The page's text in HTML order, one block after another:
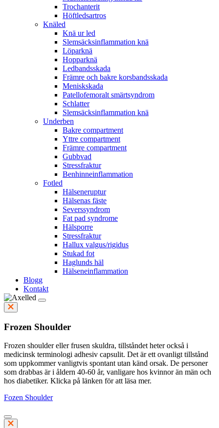
Trochanterit
Höftledsartros
Knäled
Knä ur led
Slemsäcksinflammation knä
Löparknä
Hopparknä
Ledbandsskada
Främre och bakre korsbandsskada
Meniskskada
Patellofemoralt smärtsyndrom
Schlatter
Slemsäcksinflammation knä
Underben
Bakre compartment
Yttre compartment
Främre compartment
Gubbvad
Stressfraktur
Benhinneinflammation
Fotled
Hälseneruptur
Hälsenas fäste
Severssyndrom
Fat pad syndrome
Hälsporre
Stressfraktur
Hallux valgus/rigidus
Stukad fot
Haglunds häl
Hälseneinflammation
Blogg
Kontakt
Frozen Shoulder
Frozen shoulder eller frusen skuldra, tillståndet heter också i
medicinsk terminologi adhesiv capsulit. Det är ett ovanligt tillstånd
som uppkommer vanligtvis spontant utan känd orsak. De personer
som drabbas är i åldern 40-60 år, vanligare hos kvinnor än män och
hos diabetiker. Klicka på länken för att läsa mer.
Fozen Shoulder